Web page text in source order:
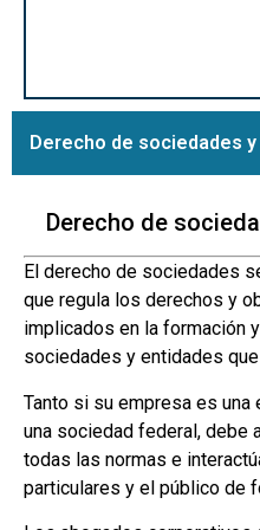
Derecho de sociedades
Derecho de
El derecho de sociedades
que regula los derechos y
implicados en la formación
sociedades y entidades
Tanto si su empresa es
una sociedad federal, debe
todas las normas e
particulares y el público de